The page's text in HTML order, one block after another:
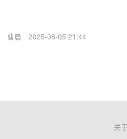
曹晨 2025-08-05 21:44
关